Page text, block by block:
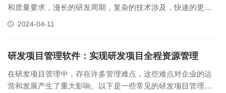
和质量要求，漫长的研发周期，复杂的技术涉及，快速的更新
换代，以及繁杂的零配件参数，这些都对企业造成了巨大的压
善，企业常常面临重要信息丢失的风......
2024-04-11
研发项目管理软件：实现研发项目全程资源管理
在研发项目管理中，存在许多管理难点，这些难点对企业的运
营和发展产生了重大影响。以下是一些常见的研发项目管理难